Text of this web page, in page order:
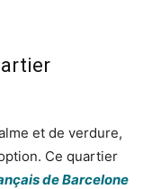
et de verdure,
Ce quartier
de Barcelone